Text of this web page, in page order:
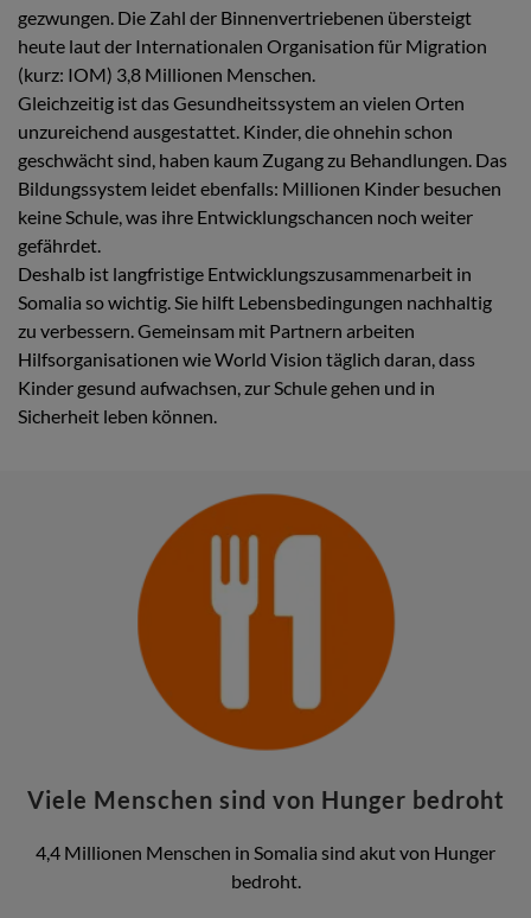
gezwungen. Die Zahl der Binnenvertriebenen übersteigt
heute laut der Internationalen Organisation für Migration
(kurz: IOM) 3,8 Millionen Menschen.
Gleichzeitig ist das Gesundheitssystem an vielen Orten
unzureichend ausgestattet. Kinder, die ohnehin schon
geschwächt sind, haben kaum Zugang zu Behandlungen. Das
Bildungssystem leidet ebenfalls: Millionen Kinder besuchen
keine Schule, was ihre Entwicklungschancen noch weiter
gefährdet.
Deshalb ist langfristige Entwicklungszusammenarbeit in
Somalia so wichtig. Sie hilft Lebensbedingungen nachhaltig
zu verbessern. Gemeinsam mit Partnern arbeiten
Hilfsorganisationen wie World Vision täglich daran, dass
Kinder gesund aufwachsen, zur Schule gehen und in
Sicherheit leben können.
Viele Menschen sind von Hunger bedroht
4,4 Millionen Menschen in Somalia sind akut von Hunger
bedroht.